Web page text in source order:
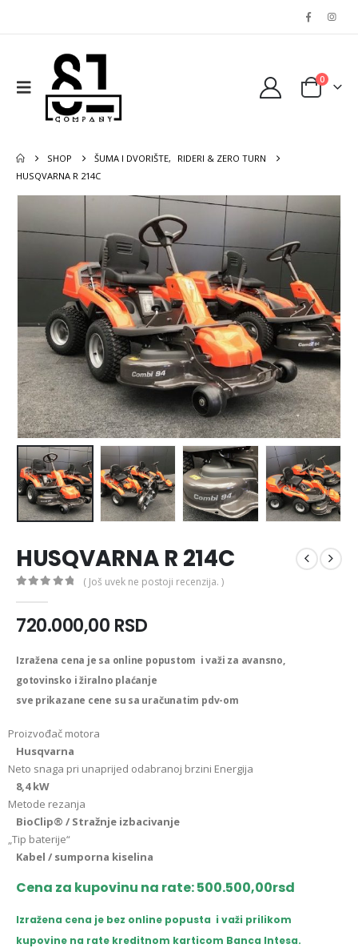
0
SHOP ŠUMA I DVORIŠTE,
RIDERI & ZERO TURN
HUSQVARNA R 214C
HUSQVARNA R 214C
( Još uvek ne postoji recenzija. )
720.000,00 RSD
Izražena cena je sa online popustom i važi za avansno,
gotovinsko i žiralno plaćanje
sve prikazane cene su sa uračunatim pdv-om
Proizvođač motora
Husqvarna
Neto snaga pri unaprijed odabranoj brzini Energija
8,4 kW
Metode rezanja
BioClip® / Stražnje izbacivanje
„Tip baterije“
Kabel / sumporna kiselina
Cena za kupovinu na rate: 500.500,00rsd
Izražena cena je bez online popusta i važi prilikom
kupovine na rate kreditnom karticom Banca Intesa.